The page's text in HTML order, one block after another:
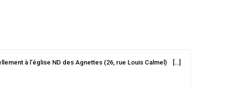
à l’église ND des Agnettes (26, rue Louis Calmel) […]